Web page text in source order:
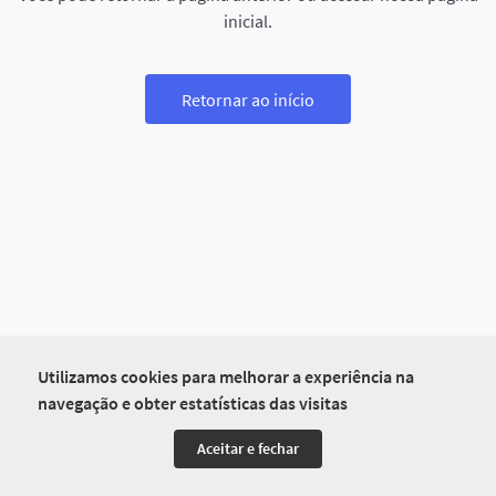
Utilizamos cookies para melhorar a experiência na
navegação e obter estatísticas das visitas
Aceitar e fechar
inicial.
Retornar ao início